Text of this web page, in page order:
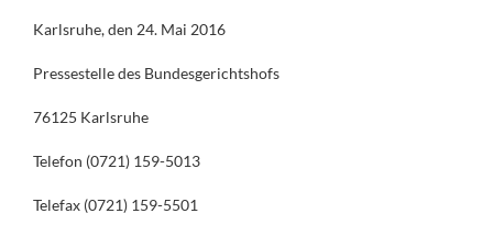
Karlsruhe, den 24. Mai 2016
Pressestelle des Bundesgerichtshofs
76125 Karlsruhe
Telefon (0721) 159-5013
Telefax (0721) 159-5501